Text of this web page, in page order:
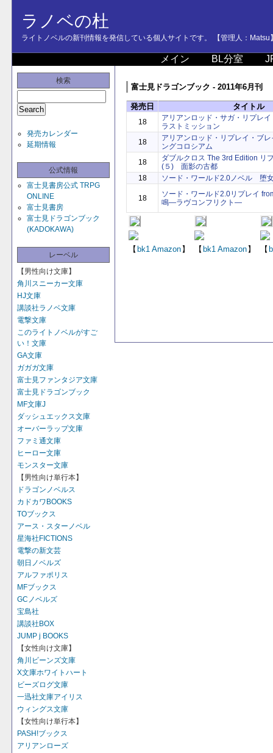
ラノベの杜
ライトノベルの新刊情報を発信している個人サイトです。 【管理人：Matsu
メイン BL分室
検索
発売カレンダー
延期情報
公式情報
富士見書房公式 TRPG
ONLINE
富士見書房
富士見ドラゴンブック
(KADOKAWA)
レーベル
【男性向け文庫】
角川スニーカー文庫
HJ文庫
講談社ラノベ文庫
電撃文庫
このライトノベルがすご
い！文庫
GA文庫
ガガガ文庫
富士見ファンタジア文庫
富士見ドラゴンブック
MF文庫J
ダッシュエックス文庫
オーバーラップ文庫
ファミ通文庫
ヒーロー文庫
モンスター文庫
【男性向け単行本】
ドラゴンノベルス
カドカワBOOKS
TOブックス
アース・スターノベル
星海社FICTIONS
電撃の新文芸
朝日ノベルズ
アルファポリス
MFブックス
GCノベルズ
宝島社
講談社BOX
JUMP j BOOKS
【女性向け文庫】
角川ビーンズ文庫
X文庫ホワイトハート
ビーズログ文庫
一迅社文庫アイリス
ウィングス文庫
【女性向け単行本】
PASH!ブックス
アリアンローズ
富士見ドラゴンブック - 2011年6月刊
発売日 タイトル
18
アリアンロッド・サガ・リプレ
ラストミッション
18
アリアンロッド・リプレイ・ブ
ングコロシアム
18
ダブルクロス The 3rd Edition リ
(５) 面影の古都
18
ソード・ワールド2.0ノベル 堕
18
ソード・ワールド2.0リプレイ
鳴―ラヴコンフリクト―
【 bk1 Amazon 】 【 bk1 Amazon 】 【